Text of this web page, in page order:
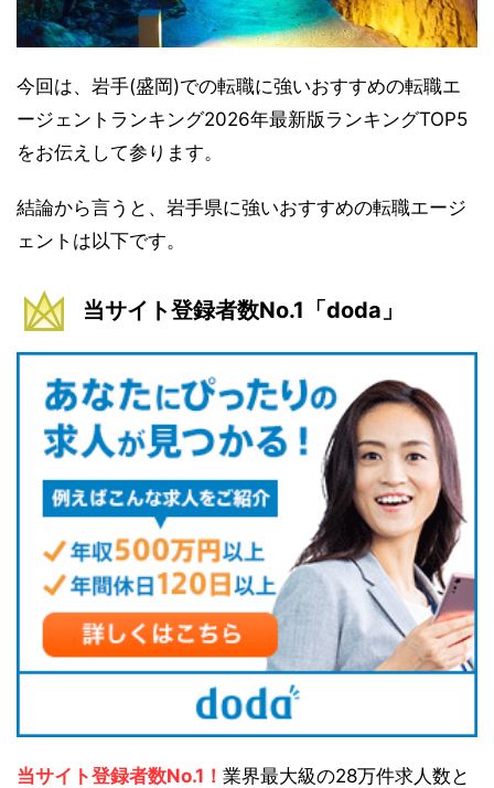
今回は、岩手(盛岡)での転職に強いおすすめの転職エ
ージェントランキング2026年最新版ランキングTOP5
をお伝えして参ります。
結論から言うと、岩手県に強いおすすめの転職エージ
ェントは以下です。
当サイト登録者数No.1「doda」
当サイト登録者数No.1！ 業界最大級の28万件求人数と